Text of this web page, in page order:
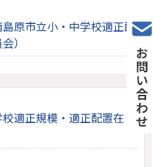
原市立小・中学校適正配
）
適正規模・適正配置在り